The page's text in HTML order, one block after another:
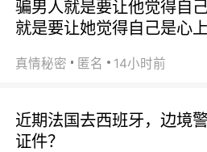
骗男人就是要让他觉得自
就是要让她觉得自己是心上
真情秘密 匿名 14小时前
近期法国去西班牙，边境
证件？